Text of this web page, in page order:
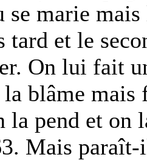
se marie
tard et le
On lui fait
blâme
la pend et on
Mais